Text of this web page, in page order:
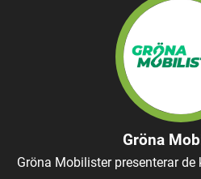
Gröna
Gröna Mobilister presenterar